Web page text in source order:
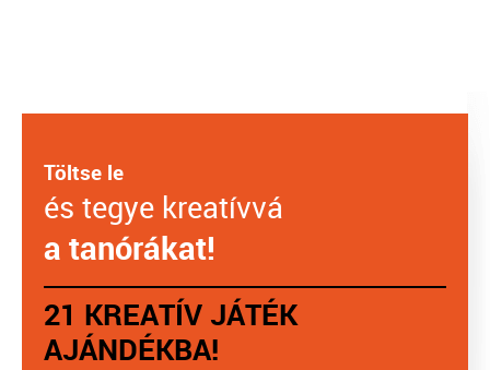
Töltse le
és tegye kreatívvá
a tanórákat!
21 KREATÍV JÁTÉK
AJÁNDÉKBA!